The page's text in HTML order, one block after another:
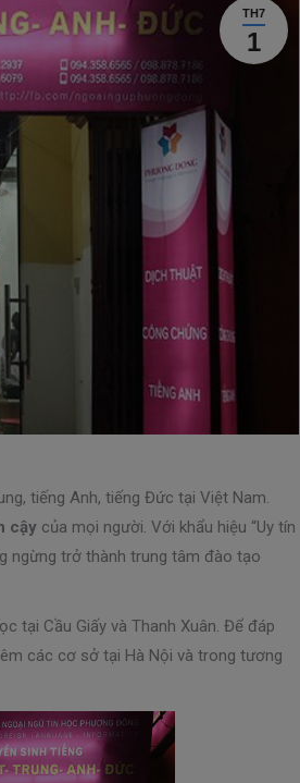
TH7
1
tiếng Anh, tiếng Đức tại Việt Nam.
cậy của mọi người. Với khẩu hiệu “Uy tín
ngừng trở thành trung tâm đào tạo
tại Cầu Giấy và Thanh Xuân. Để đáp
các cơ sở tại Hà Nội và trong tương